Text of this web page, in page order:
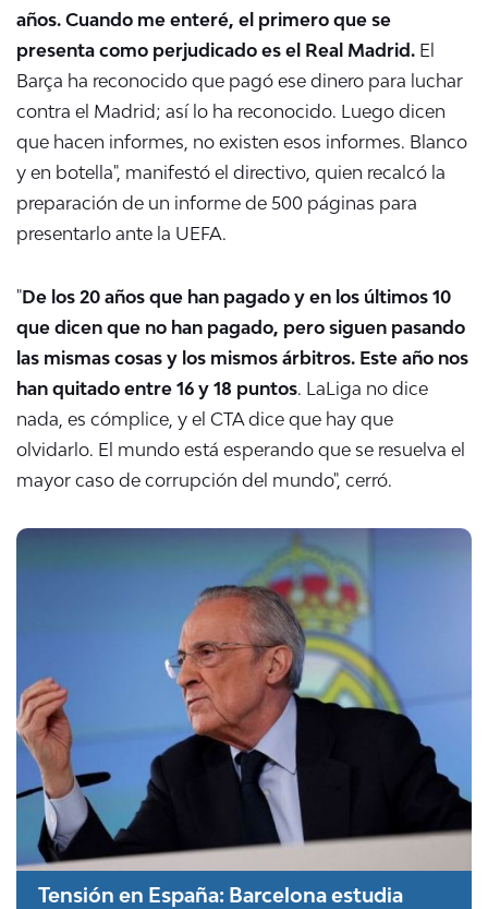
años. Cuando me enteré, el primero que se
presenta como perjudicado es el Real Madrid. El
Barça ha reconocido que pagó ese dinero para luchar
contra el Madrid; así lo ha reconocido. Luego dicen
que hacen informes, no existen esos informes. Blanco
y en botella", manifestó el directivo, quien recalcó la
preparación de un informe de 500 páginas para
presentarlo ante la UEFA.
"De los 20 años que han pagado y en los últimos 10
que dicen que no han pagado, pero siguen pasando
las mismas cosas y los mismos árbitros. Este año nos
han quitado entre 16 y 18 puntos. LaLiga no dice
nada, es cómplice, y el CTA dice que hay que
olvidarlo. El mundo está esperando que se resuelva el
mayor caso de corrupción del mundo", cerró.
Tensión en España: Barcelona estudia